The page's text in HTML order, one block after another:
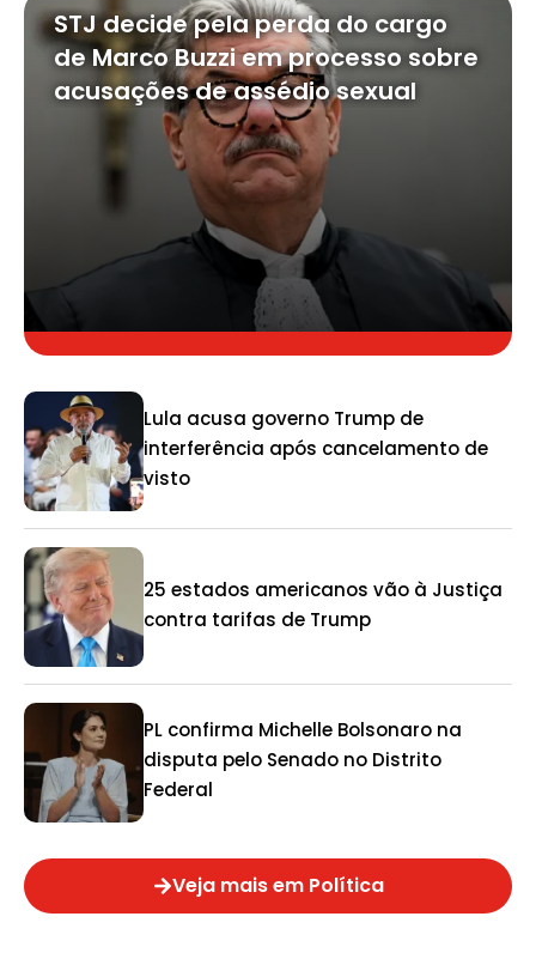
STJ decide pela perda do cargo
de Marco Buzzi em processo sobre
acusações de assédio sexual
Lula acusa governo Trump de
interferência após cancelamento de
visto
25 estados americanos vão à Justiça
contra tarifas de Trump
PL confirma Michelle Bolsonaro na
disputa pelo Senado no Distrito
Federal
Veja mais em Política